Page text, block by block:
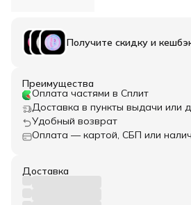
Получите скидку и
Преимущества
Оплата частями в Сплит
Доставка в пункты выдачи или
Удобный возврат
Оплата — картой, СБП или
Доставка